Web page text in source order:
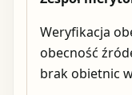
Weryfikacja
obecność
brak obietnic